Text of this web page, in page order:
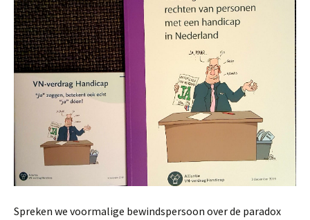
Spreken we voormalige bewindspersoon over de paradox